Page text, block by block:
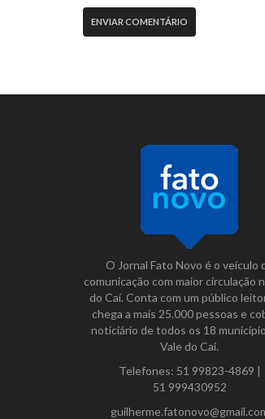
O Jornal Fato Novo é o veículo
comunicação com maior circulação
do Caí. Conta com um público
chega a mais 25.000 pessoas e
noticiário de todos os 18
Vale do Caí.
Telefones: 51 99823-4869 |
51 999430952